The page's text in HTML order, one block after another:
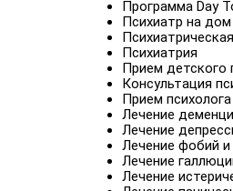
Программа Day
Психиатр на дом
Психиатрия
Прием детского
Консультация
Прием психолога
Лечение
Лечение
Лечение фобий и
Лечение
Лечение